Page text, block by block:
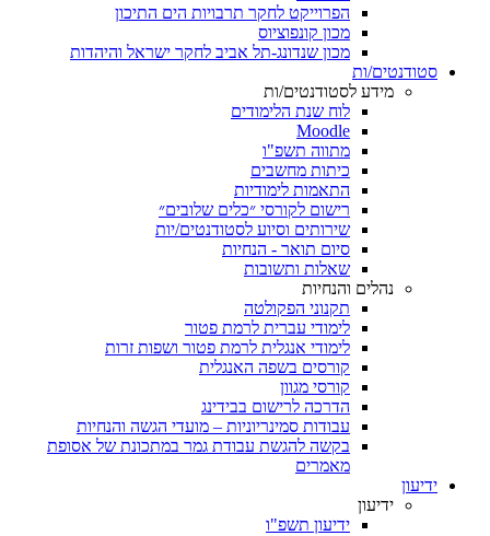
הפרוייקט לחקר תרבויות הים התיכון
מכון קונפוציוס
מכון שנדונג-תל אביב לחקר ישראל והיהדות
סטודנטים/ות
מידע לסטודנטים/ות
לוח שנת הלימודים
Moodle
מתווה תשפ"ו
כיתות מחשבים
התאמות לימודיות
רישום לקורסי ״כלים שלובים״
שירותים וסיוע לסטודנטים/יות
סיום תואר - הנחיות
שאלות ותשובות
נהלים והנחיות
תקנוני הפקולטה
לימודי עברית לרמת פטור
לימודי אנגלית לרמת פטור ושפות זרות
קורסים בשפה האנגלית
קורסי מגוון
הדרכה לרישום בבידינג
עבודות סמינריוניות – מועדי הגשה והנחיות
בקשה להגשת עבודת גמר במתכונת של אסופת
מאמרים
ידיעון
ידיעון
ידיעון תשפ"ו